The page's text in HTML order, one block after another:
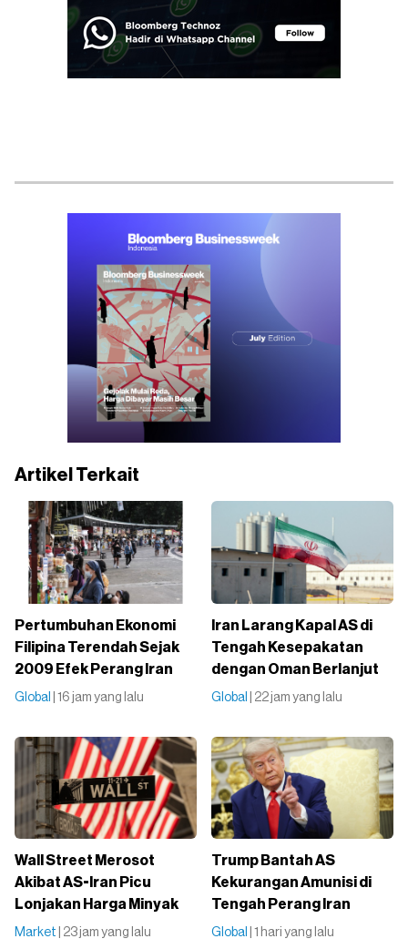
Artikel Terkait
Pertumbuhan Ekonomi
Filipina Terendah Sejak
2009 Efek Perang Iran
Global | 16 jam yang lalu
Iran Larang Kapal AS di
Tengah Kesepakatan
dengan Oman Berlanjut
Global | 22 jam yang lalu
Wall Street Merosot
Akibat AS-Iran Picu
Lonjakan Harga Minyak
Market | 23 jam yang lalu
Trump Bantah AS
Kekurangan Amunisi di
Tengah Perang Iran
Global | 1 hari yang lalu